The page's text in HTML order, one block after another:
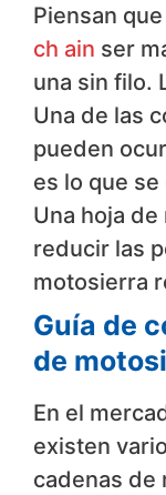
Piensan
ch ain ser
una sin filo.
Una de las
pueden
es lo que
Una hoja
reducir las
motosierra
Guía de
de
En el
existen
cadenas de